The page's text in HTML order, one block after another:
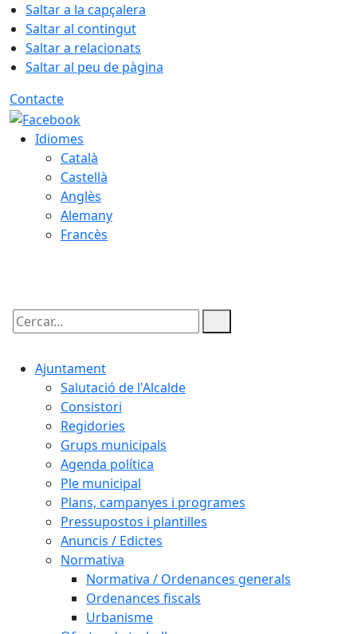
Saltar a la capçalera
Saltar al contingut
Saltar a relacionats
Saltar al peu de pàgina
Contacte
Idiomes
Català
Castellà
Anglès
Alemany
Francès
Cercar:
Ajuntament
Salutació de l'Alcalde
Consistori
Regidories
Grups municipals
Agenda política
Ple municipal
Plans, campanyes i programes
Pressupostos i plantilles
Anuncis / Edictes
Normativa
Normativa / Ordenances generals
Ordenances fiscals
Urbanisme